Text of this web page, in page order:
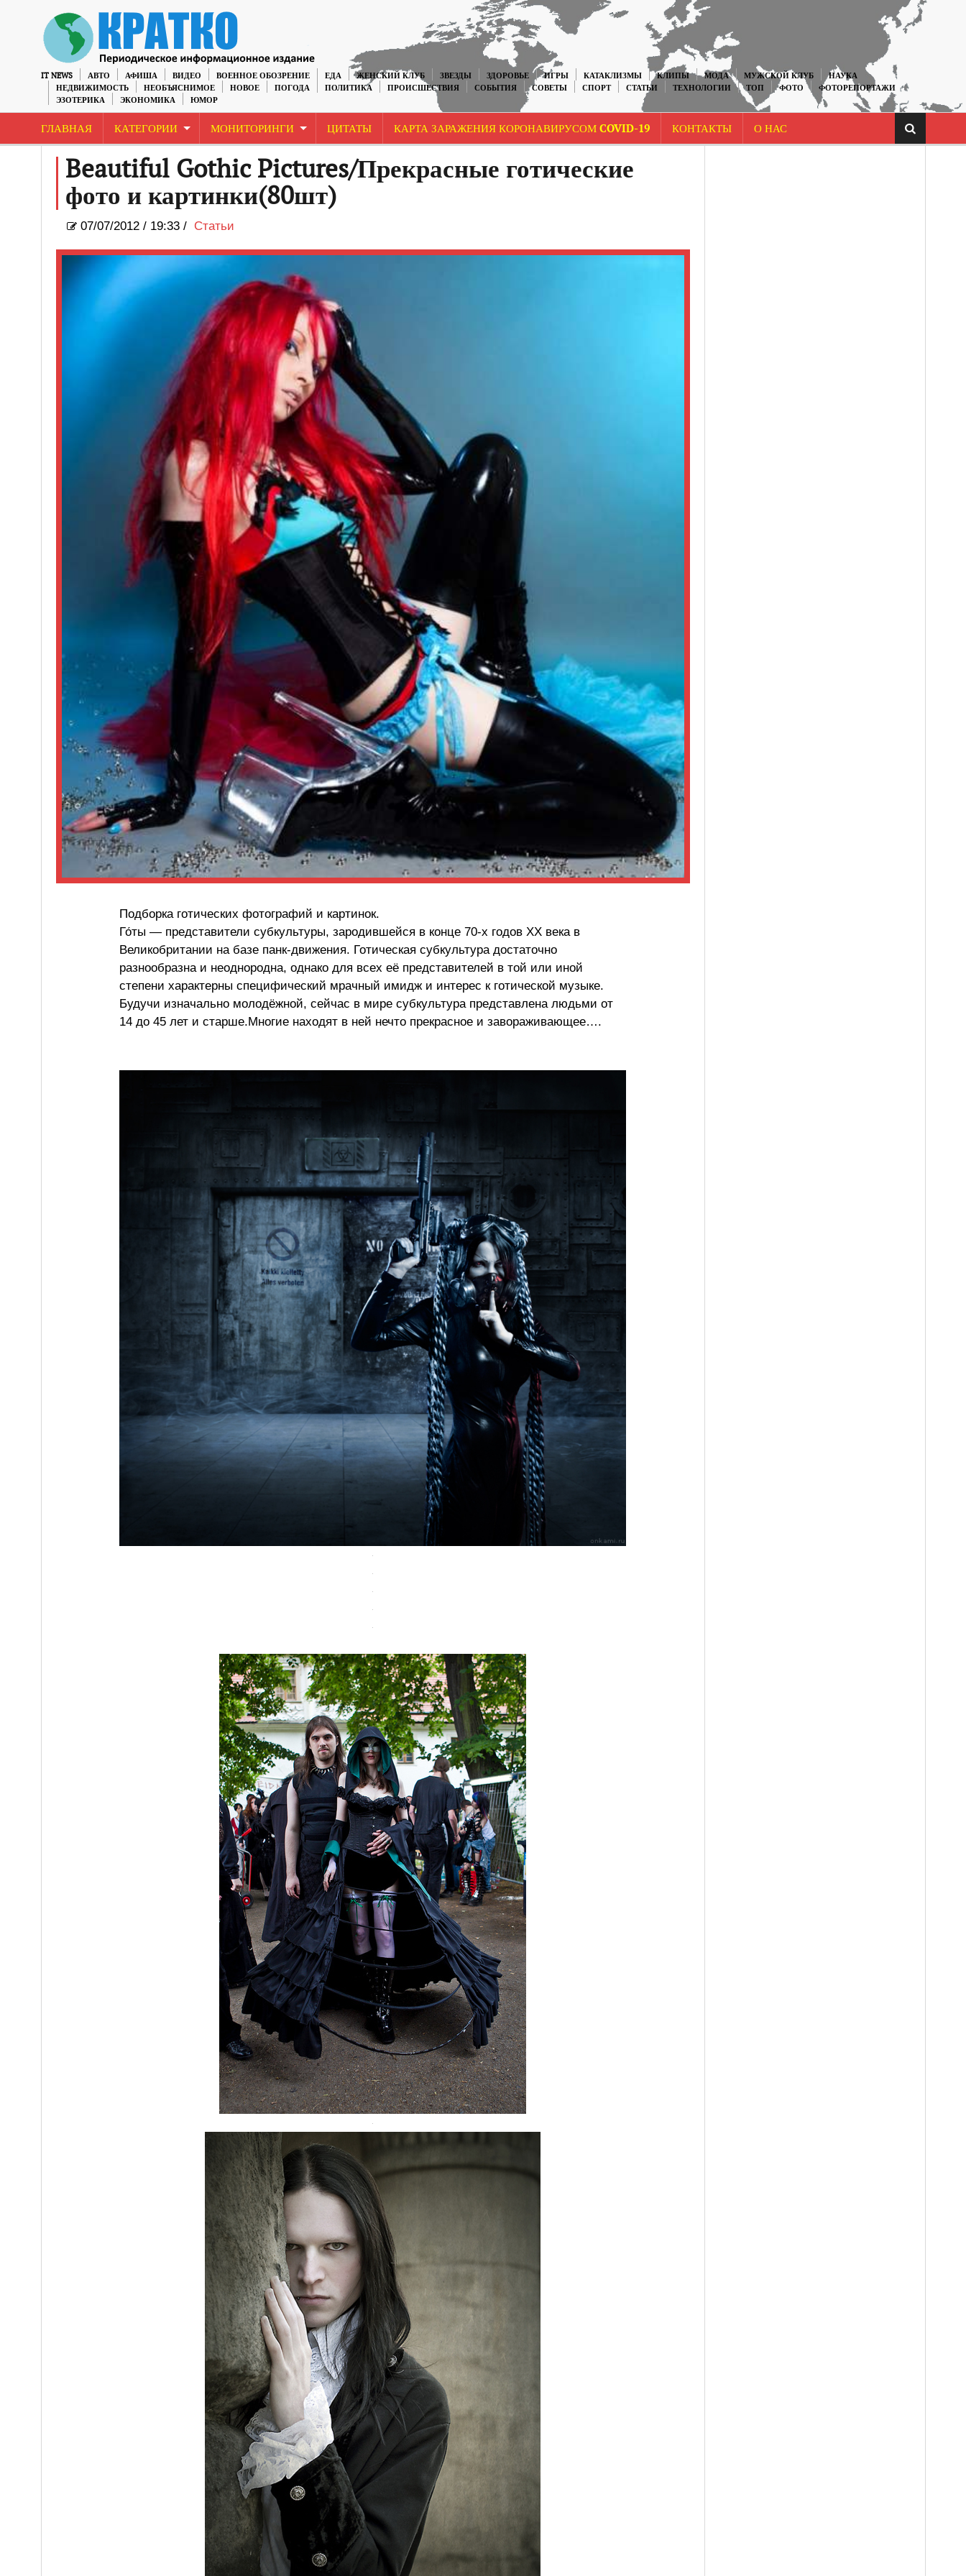
IT NEWS АВТО АФИША ВИДЕО ВОЕННОЕ ОБОЗРЕНИЕ ЕДА ЖЕНСКИЙ КЛУБ ЗВЕЗДЫ ЗДОРОВЬЕ ИГРЫ КАТАКЛИЗМЫ КЛИПЫ МОДА МУЖСКОЙ КЛУБ
НАУКА
НЕДВИЖИМОСТЬ
НЕОБЪЯСНИМОЕ НОВОЕ ПОГОДА ПОЛИТИКА ПРОИСШЕСТВИЯ СОБЫТИЯ СОВЕТЫ СПОРТ СТАТЬИ ТЕХНОЛОГИИ ТОП ФОТО
ФОТОРЕПОРТАЖИ
ЭЗОТЕРИКА
ЭКОНОМИКА ЮМОР
ГЛАВНАЯ КАТЕГОРИИ МОНИТОРИНГИ ЦИТАТЫ КАРТА ЗАРАЖЕНИЯ КОРОНАВИРУСОМ COVID-19 КОНТАКТЫ О НАС
Beautiful Gothic Pictures/Прекрасные готические
фото и картинки(80шт)
07/07/2012/ 19:33 / Статьи
Подборка готических фотографий и картинок.
Го́ты — представители субкультуры, зародившейся в конце 70-х годов XX века в
Великобритании на базе панк-движения. Готическая субкультура достаточно
разнообразна и неоднородна, однако для всех её представителей в той или иной
степени характерны специфический мрачный имидж и интерес к готической музыке.
Будучи изначально молодёжной, сейчас в мире субкультура представлена людьми от
14 до 45 лет и старше.Многие находят в ней нечто прекрасное и завораживающее….